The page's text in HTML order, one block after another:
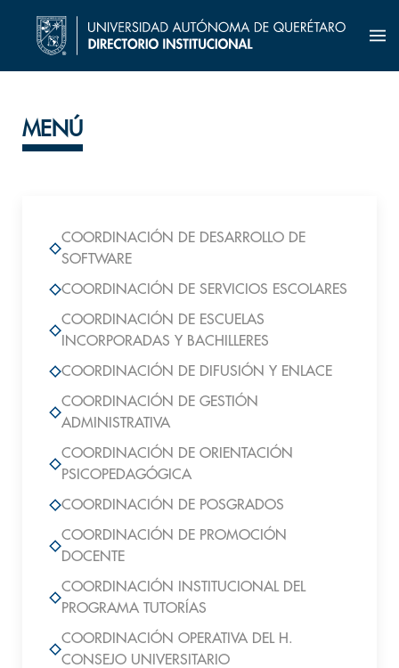
MENÚ
COORDINACIÓN DE DESARROLLO DE
SOFTWARE
COORDINACIÓN DE SERVICIOS ESCOLARES
COORDINACIÓN DE ESCUELAS
INCORPORADAS Y BACHILLERES
COORDINACIÓN DE DIFUSIÓN Y ENLACE
COORDINACIÓN DE GESTIÓN
ADMINISTRATIVA
COORDINACIÓN DE ORIENTACIÓN
PSICOPEDAGÓGICA
COORDINACIÓN DE POSGRADOS
COORDINACIÓN DE PROMOCIÓN
DOCENTE
COORDINACIÓN INSTITUCIONAL DEL
PROGRAMA TUTORÍAS
COORDINACIÓN OPERATIVA DEL H.
CONSEJO UNIVERSITARIO